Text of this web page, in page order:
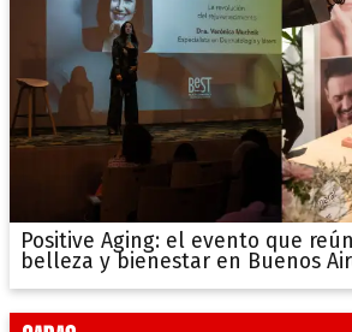
Positive Aging: el evento que
belleza y bienestar en Buenos